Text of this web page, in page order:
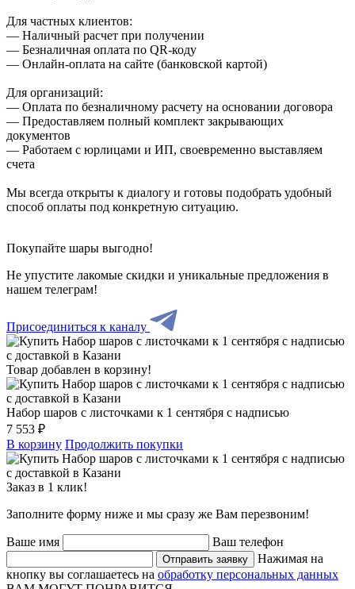
Для частных клиентов:
— Наличный расчет при получении
— Безналичная оплата по QR-коду
— Онлайн-оплата на сайте (банковской картой)
Для организаций:
— Оплата по безналичному расчету на основании договора
— Предоставляем полный комплект закрывающих
документов
— Работаем с юрлицами и ИП, своевременно выставляем
счета
Мы всегда открыты к диалогу и готовы подобрать удобный
способ оплаты под конкретную ситуацию.
Покупайте шары выгодно!
Не упустите лакомые скидки и уникальные предложения в
нашем телеграм!
Присоединиться к каналу
Товар добавлен в корзину!
Набор шаров с листочками к 1 сентября с надписью
7 553 ₽
В корзину Продолжить покупки
Заказ в 1 клик!
Заполните форму ниже и мы сразу же Вам перезвоним!
Ваше имя Ваш телефон
Отправить заявку
Нажимая на
кнопку вы соглашаетесь на обработку персональных данных